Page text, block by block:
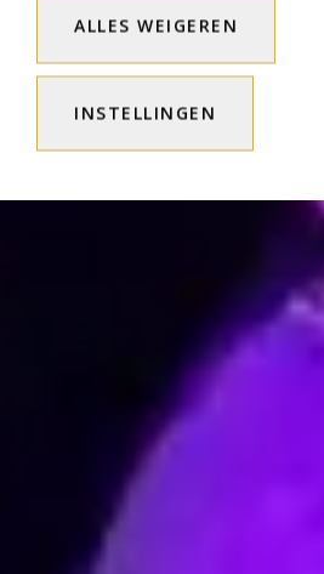
ALLES WEIGEREN
INSTELLINGEN